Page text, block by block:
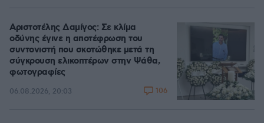
Αριστοτέλης Δαμίγος: Σε κλίμα
οδύνης έγινε η αποτέφρωση του
συντονιστή που σκοτώθηκε μετά τη
σύγκρουση ελικοπτέρων στην Ψάθα,
φωτογραφίες
06.08.2026, 20:03 106